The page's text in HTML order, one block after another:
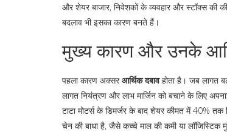
औरशेयर बाजार, निवेशकों के व्यवहार और स्टॉक्स की
बदलाव भी इसका कारण बनते हैं।
मुख्य कारण और उनके
पहला कारण अक्सरआर्थिक दबावहोता है। जब लागत
लागत नियंत्रण और लाभ मार्जिन को बचाने के लिए
टाटा मोटर्स के डिमर्जर के बाद शेयर कीमत में 40% तक
चेन की बाधा है, जैसे कच्चे माल की कमी या लॉजिस्टिक